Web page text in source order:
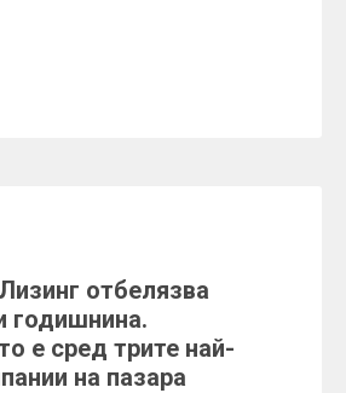
отбелязва
годишнина.
е сред трите най-
на пазара